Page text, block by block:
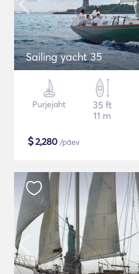
Sailing yacht 35
Purjejaht
35 ft
11 m
$2,280 /päev